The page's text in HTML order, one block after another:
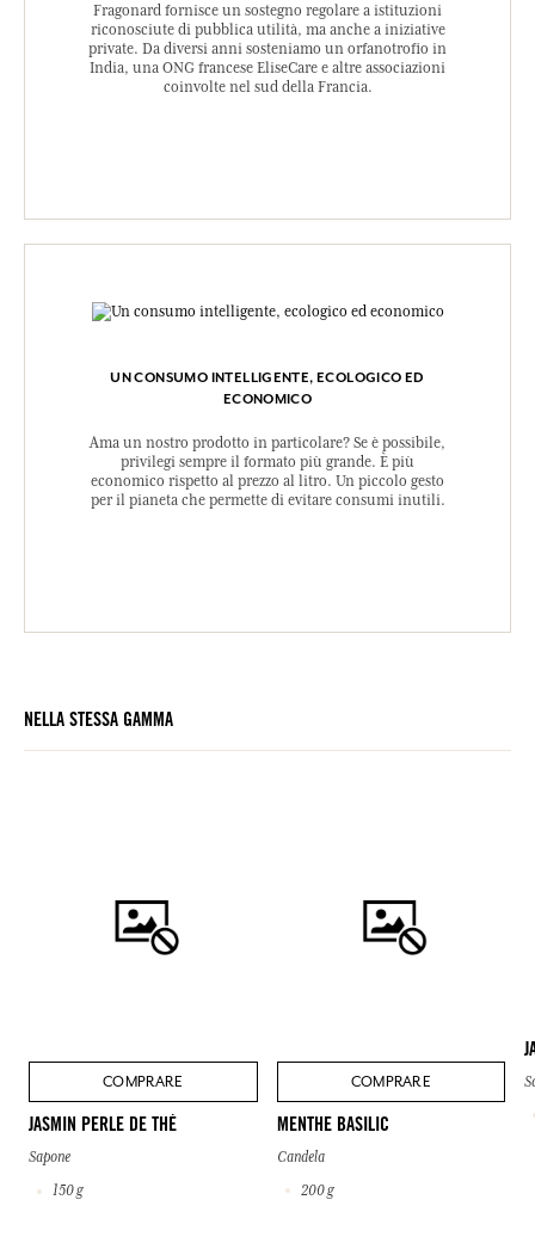
Fragonard fornisce un sostegno regolare a istituzioni
riconosciute di pubblica utilità, ma anche a iniziative
private. Da diversi anni sosteniamo un orfanotrofio in
India, una ONG francese EliseCare e altre associazioni
coinvolte nel sud della Francia.
UN CONSUMO INTELLIGENTE, ECOLOGICO ED
ECONOMICO
Ama un nostro prodotto in particolare? Se è possibile,
privilegi sempre il formato più grande. È più
economico rispetto al prezzo al litro. Un piccolo gesto
per il pianeta che permette di evitare consumi inutili.
NELLA STESSA GAMMA
COMPRARE
JASMIN PERLE DE THÉ
Sapone
150 g
COMPRARE
MENTHE BASILIC
Candela
200 g